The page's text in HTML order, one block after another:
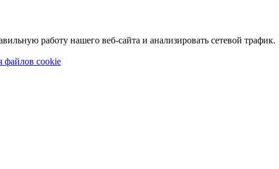
работу нашего веб-сайта и анализировать сетевой трафик.
файлов cookie